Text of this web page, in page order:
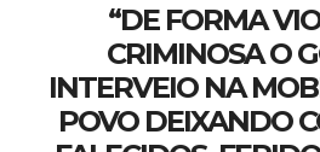
“DE FORMA
CRIMINOSA O
INTERVEIO NA
POVO DEIXANDO